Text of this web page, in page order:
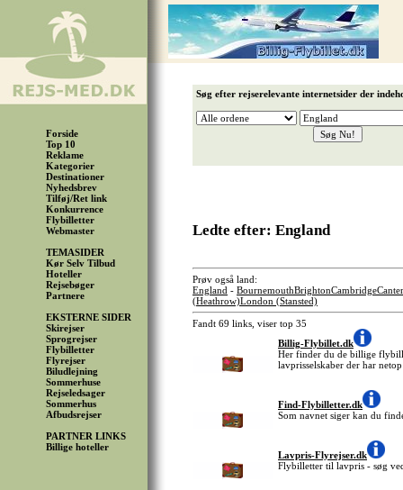
Forside
Top 10
Reklame
Kategorier
Destinationer
Nyhedsbrev
Tilføj/Ret link
Konkurrence
Flybilletter
Webmaster
TEMASIDER
Kør Selv Tilbud
Hoteller
Rejsebøger
Partnere
EKSTERNE SIDER
Skirejser
Sprogrejser
Flybilletter
Flyrejser
Biludlejning
Sommerhuse
Rejseledsager
Sommerhus
Afbudsrejser
PARTNER LINKS
Billige hoteller
Søg efter rejserelevante internetsider der
Ledte efter: England
Prøv også land:
England - BournemouthBrightonCambridge
(Heathrow)London (Stansted)
Fandt 69 links, viser top 35
Billig-Flybillet.dk
Her finder du de billige
lavprisselskaber der har
Find-Flybilletter.dk
Som navnet siger kan du
Lavpris-Flyrejser.dk
Flybilletter til lavpris - søg